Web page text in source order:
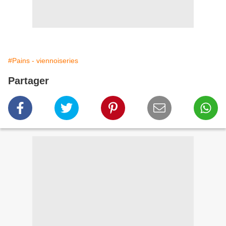
#Pains - viennoiseries
Partager